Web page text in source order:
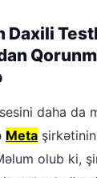
Daxili
daha da
Meta şirkətinin
olub ki,